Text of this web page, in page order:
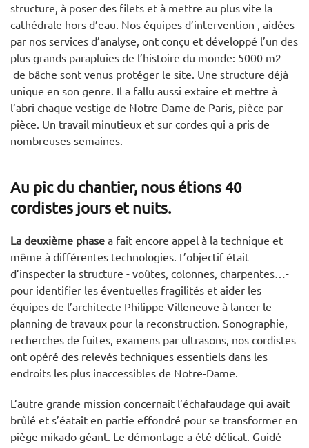
structure, à poser des filets et à mettre au plus vite la
cathédrale hors d’eau. Nos équipes d’intervention , aidées
par nos services d’analyse, ont conçu et développé l’un des
plus grands parapluies de l’histoire du monde: 5000 m2
de bâche sont venus protéger le site. Une structure déjà
unique en son genre. Il a fallu aussi extaire et mettre à
l’abri chaque vestige de Notre-Dame de Paris, pièce par
pièce. Un travail minutieux et sur cordes qui a pris de
nombreuses semaines.
Au pic du chantier, nous étions 40
cordistes jours et nuits.
La deuxième phase a fait encore appel à la technique et
même à différentes technologies. L’objectif était
d’inspecter la structure - voûtes, colonnes, charpentes…-
pour identifier les éventuelles fragilités et aider les
équipes de l’architecte Philippe Villeneuve à lancer le
planning de travaux pour la reconstruction. Sonographie,
recherches de fuites, examens par ultrasons, nos cordistes
ont opéré des relevés techniques essentiels dans les
endroits les plus inaccessibles de Notre-Dame.
L’autre grande mission concernait l’échafaudage qui avait
brûlé et s’éatait en partie effondré pour se transformer en
piège mikado géant. Le démontage a été délicat. Guidé